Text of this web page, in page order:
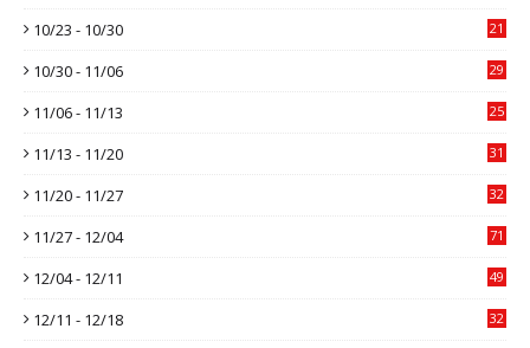
10/23 - 10/30 21
10/30 - 11/06 29
11/06 - 11/13 25
11/13 - 11/20 31
11/20 - 11/27 32
11/27 - 12/04 71
12/04 - 12/11 49
12/11 - 12/18 32